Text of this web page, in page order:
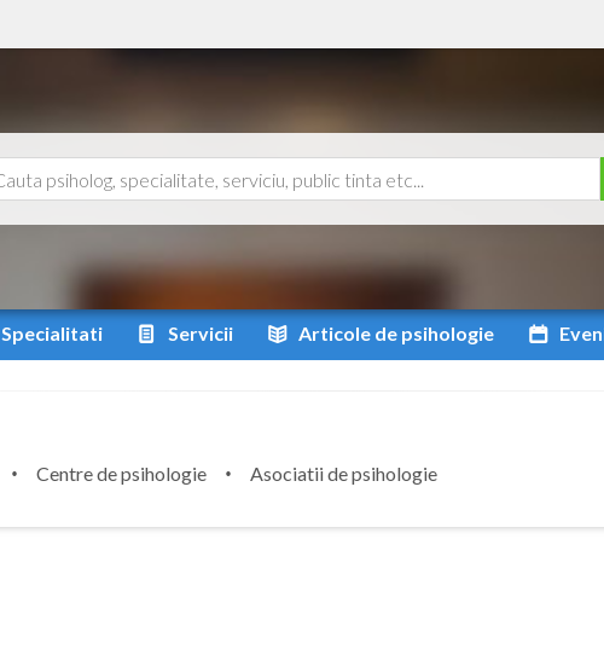
Specialitati Servicii Articole de psihologie
Centre de psihologie
Asociatii de psihologie